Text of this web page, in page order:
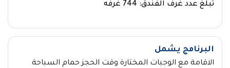
تبلغ عدد غرف الفندق: 744 غرفه
البرنامج يشمل
الاقامة مع الوجبات المختارة وقت الحجز حمام السباحة